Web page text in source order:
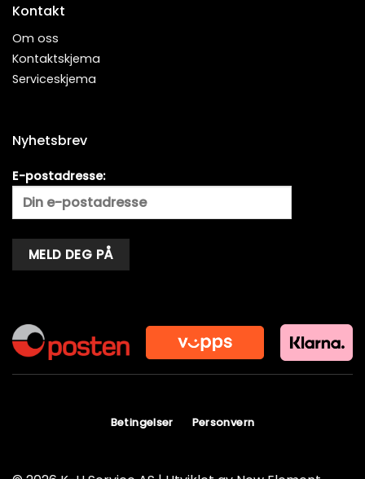
Kontakt
Om oss
Kontaktskjema
Serviceskjema
Nyhetsbrev
E-postadresse:
Betingelser Personvern